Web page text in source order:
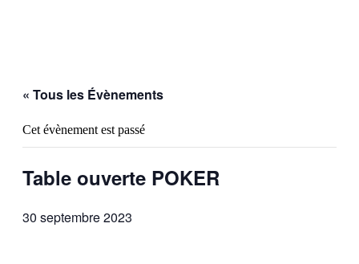
« Tous les Évènements
Cet évènement est passé
Table ouverte POKER
30 septembre 2023